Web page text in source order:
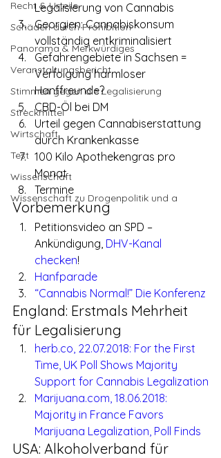
Recht & Urteile
Schäden durch Prohibition
Panorama & Merkwürdiges
Veranstaltungsbericht
Stimmen gegen die Legalisierung
Streckmittel
Wirtschaft
Test
Wissenschaft
Wissenschaft zu Drogenpolitik und a
Legalisierung von Cannabis
Georgien: Cannabiskonsum
vollständig entkriminalisiert
Gefahrengebiete in Sachsen =
Verfolgung harmloser
Hanffreunde?
CBD-Öl bei DM
Urteil gegen Cannabiserstattung
durch Krankenkasse
100 Kilo Apothekengras pro
Monat
Termine
Vorbemerkung
Petitionsvideo an SPD –
Ankündigung, DHV-Kanal
checken!
Hanfparade
“Cannabis Normal!” Die Konferenz
England: Erstmals Mehrheit
für Legalisierung
herb.co, 22.07.2018: For the First
Time, UK Poll Shows Majority
Support for Cannabis Legalization
Marijuana.com, 18.06.2018:
Majority in France Favors
Marijuana Legalization, Poll Finds
USA: Alkoholverband für